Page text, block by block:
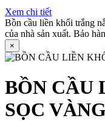
Xem chi tiết
Bồn cầu liền khối trắng
của nhà sản xuất. Bảo
×
BỒN CẦU
SỌC VÀNG